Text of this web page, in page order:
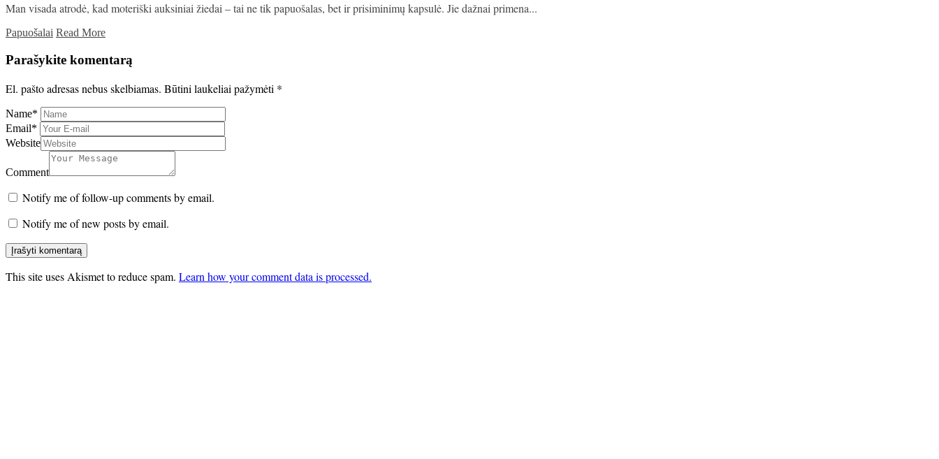
Man visada atrodė, kad moteriški auksiniai žiedai – tai ne tik papuošalas, bet ir prisiminimų kapsulė. Jie dažnai primena...
Papuošalai Read More
Parašykite komentarą
El. pašto adresas nebus skelbiamas. Būtini laukeliai pažymėti *
Name*
Email*
Website
Comment
Notify me of follow-up comments by email.
Notify me of new posts by email.
This site uses Akismet to reduce spam. Learn how your comment data is processed.